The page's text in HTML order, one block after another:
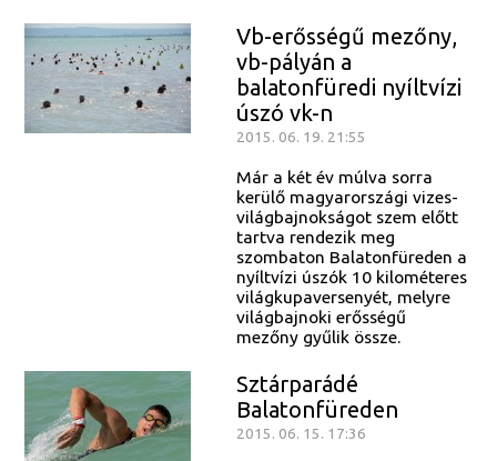
Vb-erősségű mezőny,
vb-pályán a
balatonfüredi nyíltvízi
úszó vk-n
2015. 06. 19. 21:55
Már a két év múlva sorra
kerülő magyarországi vizes-
világbajnokságot szem előtt
tartva rendezik meg
szombaton Balatonfüreden a
nyíltvízi úszók 10 kilométeres
világkupaversenyét, melyre
világbajnoki erősségű
mezőny gyűlik össze.
Sztárparádé
Balatonfüreden
2015. 06. 15. 17:36